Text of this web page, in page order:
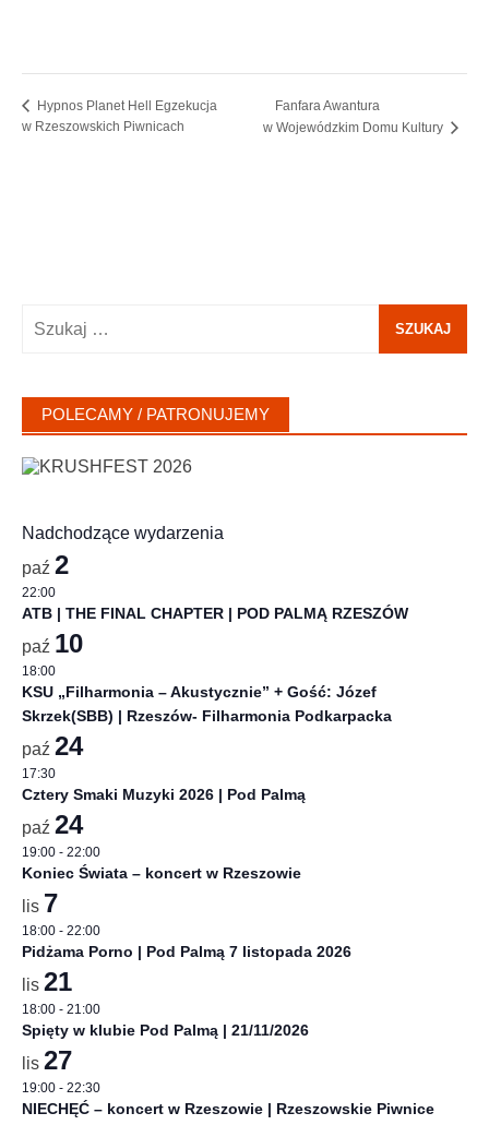
Hypnos Planet Hell Egzekucja
w Rzeszowskich Piwnicach
Fanfara Awantura
w Wojewódzkim Domu Kultury
POLECAMY / PATRONUJEMY
Nadchodzące wydarzenia
paź 2
22:00
ATB | THE FINAL CHAPTER | POD PALMĄ RZESZÓW
paź 10
18:00
KSU „Filharmonia – Akustycznie” + Gość: Józef
Skrzek(SBB) | Rzeszów- Filharmonia Podkarpacka
paź 24
17:30
Cztery Smaki Muzyki 2026 | Pod Palmą
paź 24
19:00 - 22:00
Koniec Świata – koncert w Rzeszowie
lis 7
18:00 - 22:00
Pidżama Porno | Pod Palmą 7 listopada 2026
lis 21
18:00 - 21:00
Spięty w klubie Pod Palmą | 21/11/2026
lis 27
19:00 - 22:30
NIECHĘĆ – koncert w Rzeszowie | Rzeszowskie Piwnice